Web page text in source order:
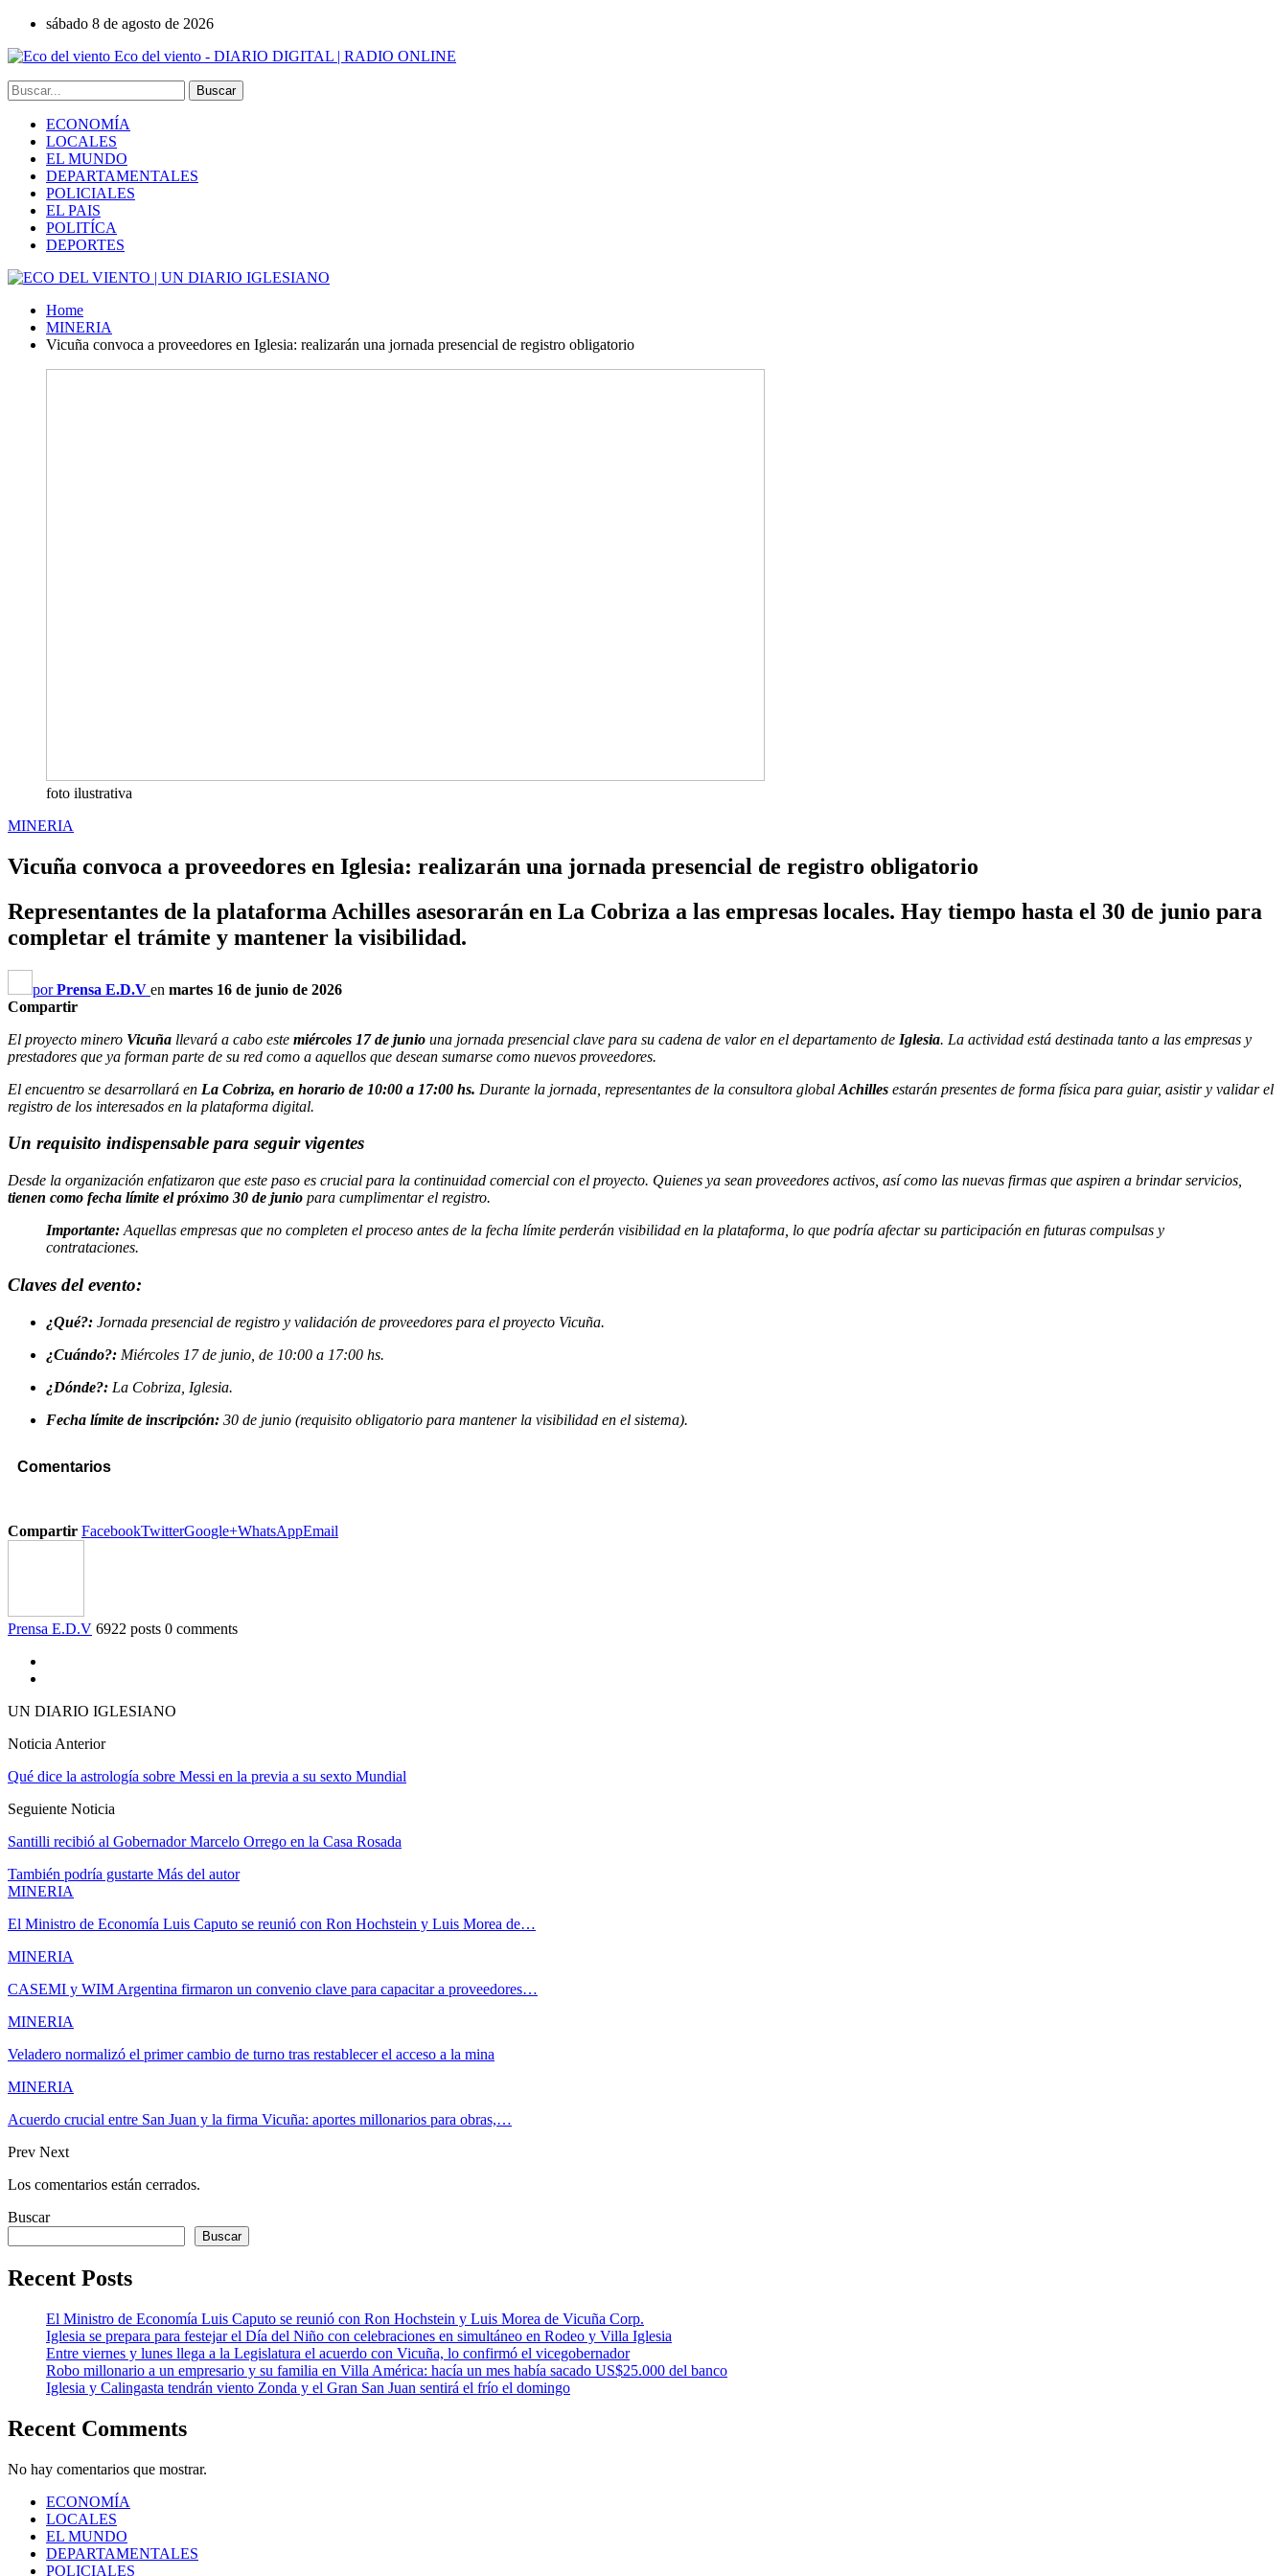
sábado 8 de agosto de 2026
Eco del viento - DIARIO DIGITAL | RADIO ONLINE
ECONOMÍA
LOCALES
EL MUNDO
DEPARTAMENTALES
POLICIALES
EL PAIS
POLITÍCA
DEPORTES
Home
MINERIA
Vicuña convoca a proveedores en Iglesia: realizarán una jornada presencial de registro obligatorio
foto ilustrativa
MINERIA
Vicuña convoca a proveedores en Iglesia: realizarán una jornada presencial de registro obligatorio
Representantes de la plataforma Achilles asesorarán en La Cobriza a las empresas locales. Hay tiempo hasta el 30 de junio para
completar el trámite y mantener la visibilidad.
porPrensa E.D.V en martes 16 de junio de 2026
Compartir
El proyecto minero Vicuña llevará a cabo este miércoles 17 de junio una jornada presencial clave para su cadena de valor en el departamento de Iglesia. La actividad está destinada tanto a las empresas y
prestadores que ya forman parte de su red como a aquellos que desean sumarse como nuevos proveedores.
El encuentro se desarrollará en La Cobriza, en horario de 10:00 a 17:00 hs. Durante la jornada, representantes de la consultora global Achilles estarán presentes de forma física para guiar, asistir y validar el
registro de los interesados en la plataforma digital.
Un requisito indispensable para seguir vigentes
Desde la organización enfatizaron que este paso es crucial para la continuidad comercial con el proyecto. Quienes ya sean proveedores activos, así como las nuevas firmas que aspiren a brindar servicios,
tienen como fecha límite el próximo 30 de junio para cumplimentar el registro.
Importante: Aquellas empresas que no completen el proceso antes de la fecha límite perderán visibilidad en la plataforma, lo que podría afectar su participación en futuras compulsas y
contrataciones.
Claves del evento:
¿Qué?: Jornada presencial de registro y validación de proveedores para el proyecto Vicuña.
¿Cuándo?: Miércoles 17 de junio, de 10:00 a 17:00 hs.
¿Dónde?: La Cobriza, Iglesia.
Fecha límite de inscripción: 30 de junio (requisito obligatorio para mantener la visibilidad en el sistema).
Comentarios
Compartir FacebookTwitterGoogle+WhatsAppEmail
Prensa E.D.V 6922 posts 0 comments
UN DIARIO IGLESIANO
Noticia Anterior
Qué dice la astrología sobre Messi en la previa a su sexto Mundial
Seguiente Noticia
Santilli recibió al Gobernador Marcelo Orrego en la Casa Rosada
También podría gustarte Más del autor
MINERIA
El Ministro de Economía Luis Caputo se reunió con Ron Hochstein y Luis Morea de…
MINERIA
CASEMI y WIM Argentina firmaron un convenio clave para capacitar a proveedores…
MINERIA
Veladero normalizó el primer cambio de turno tras restablecer el acceso a la mina
MINERIA
Acuerdo crucial entre San Juan y la firma Vicuña: aportes millonarios para obras,…
Prev Next
Los comentarios están cerrados.
Buscar
Buscar
Recent Posts
El Ministro de Economía Luis Caputo se reunió con Ron Hochstein y Luis Morea de Vicuña Corp.
Iglesia se prepara para festejar el Día del Niño con celebraciones en simultáneo en Rodeo y Villa Iglesia
Entre viernes y lunes llega a la Legislatura el acuerdo con Vicuña, lo confirmó el vicegobernador
Robo millonario a un empresario y su familia en Villa América: hacía un mes había sacado US$25.000 del banco
Iglesia y Calingasta tendrán viento Zonda y el Gran San Juan sentirá el frío el domingo
Recent Comments
No hay comentarios que mostrar.
ECONOMÍA
LOCALES
EL MUNDO
DEPARTAMENTALES
POLICIALES